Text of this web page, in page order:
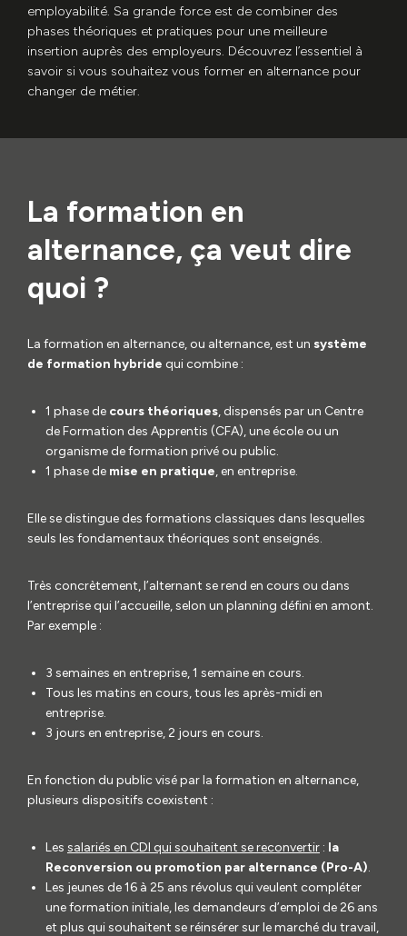
employabilité. Sa grande force est de combiner des
phases théoriques et pratiques pour une meilleure
insertion auprès des employeurs. Découvrez l’essentiel à
savoir si vous souhaitez vous former en alternance pour
changer de métier.
La formation en
alternance, ça veut dire
quoi ?
La formation en alternance, ou alternance, est un système
de formation hybride qui combine :
1 phase de cours théoriques, dispensés par un Centre
de Formation des Apprentis (CFA), une école ou un
organisme de formation privé ou public.
1 phase de mise en pratique, en entreprise.
Elle se distingue des formations classiques dans lesquelles
seuls les fondamentaux théoriques sont enseignés.
Très concrètement, l’alternant se rend en cours ou dans
l’entreprise qui l’accueille, selon un planning défini en amont.
Par exemple :
3 semaines en entreprise, 1 semaine en cours.
Tous les matins en cours, tous les après-midi en
entreprise.
3 jours en entreprise, 2 jours en cours.
En fonction du public visé par la formation en alternance,
plusieurs dispositifs coexistent :
Les salariés en CDI qui souhaitent se reconvertir : la
Reconversion ou promotion par alternance (Pro-A).
Les jeunes de 16 à 25 ans révolus qui veulent compléter
une formation initiale, les demandeurs d’emploi de 26 ans
et plus qui souhaitent se réinsérer sur le marché du travail,